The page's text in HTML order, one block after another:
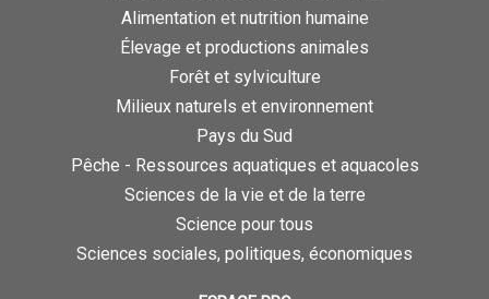
Alimentation et nutrition humaine
Élevage et productions animales
Forêt et sylviculture
Milieux naturels et environnement
Pays du Sud
Pêche - Ressources aquatiques et aquacoles
Sciences de la vie et de la terre
Science pour tous
Sciences sociales, politiques, économiques